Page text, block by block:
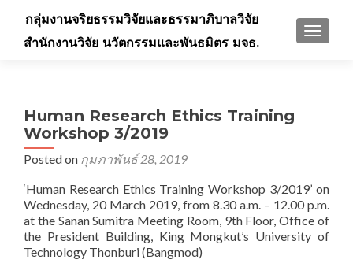
กลุ่มงานจริยธรรมวิจัยและธรรมาภิบาลวิจัย
สำนักงานวิจัย นวัตกรรมและพันธมิตร มจธ.
Human Research Ethics Training
Workshop 3/2019
Posted on กุมภาพันธ์ 28, 2019
‘Human Research Ethics Training Workshop 3/2019’ on
Wednesday, 20 March 2019, from 8.30 a.m. – 12.00 p.m.
at the Sanan Sumitra Meeting Room, 9th Floor, Office of
the President Building, King Mongkut’s University of
Technology Thonburi (Bangmod)